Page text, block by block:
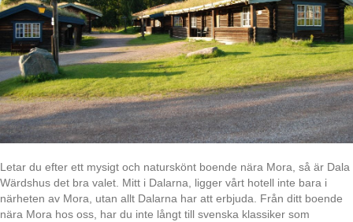
Letar du efter ett mysigt och naturskönt boende nära Mora, så är Dala
Wärdshus det bra valet. Mitt i Dalarna, ligger vårt hotell inte bara i
närheten av Mora, utan allt Dalarna har att erbjuda. Från ditt boende
nära Mora hos oss, har du inte långt till svenska klassiker som